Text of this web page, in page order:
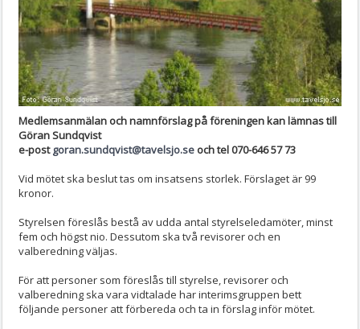
Medlemsanmälan och namnförslag på föreningen kan lämnas till
Göran Sundqvist
e-postgoran.sundqvist@tavelsjo.se och tel 070-646 57 73
Vid mötet ska beslut tas om insatsens storlek. Förslaget är 99
kronor.
Styrelsen föreslås bestå av udda antal styrelseledamöter, minst
fem och högst nio. Dessutom ska två revisorer och en
valberedning väljas.
För att personer som föreslås till styrelse, revisorer och
valberedning ska vara vidtalade har interimsgruppen bett
följande personer att förbereda och ta in förslag inför mötet.